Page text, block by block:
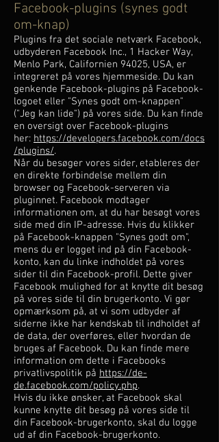
Facebook-plugins (synes godt
om-knap)
Plugins fra det sociale netværk Facebook,
udbyderen Facebook Inc., 1 Hacker Way,
Menlo Park, Californien 94025, USA, er
integreret på vores hjemmeside. Du kan
genkende Facebook-plugins på Facebook-
logoet eller "Synes godt om-knappen"
("Jeg kan lide") på vores side. Du kan finde
en oversigt over Facebook-plugins
her: https://developers.facebook.com/docs
/plugins/.
Når du besøger vores sider, etableres der
en direkte forbindelse mellem din
browser og Facebook-serveren via
pluginnet. Facebook modtager
informationen om, at du har besøgt vores
side med din IP-adresse. Hvis du klikker
på Facebook-knappen "Synes godt om",
mens du er logget ind på din Facebook-
konto, kan du linke indholdet på vores
sider til din Facebook-profil. Dette giver
Facebook mulighed for at knytte dit besøg
på vores side til din brugerkonto. Vi gør
opmærksom på, at vi som udbyder af
siderne ikke har kendskab til indholdet af
de data, der overføres, eller hvordan de
bruges af Facebook. Du kan finde mere
information om dette i Facebooks
privatlivspolitik på https://de-
de.facebook.com/policy.php.
Hvis du ikke ønsker, at Facebook skal
kunne knytte dit besøg på vores side til
din Facebook-brugerkonto, skal du logge
ud af din Facebook-brugerkonto.